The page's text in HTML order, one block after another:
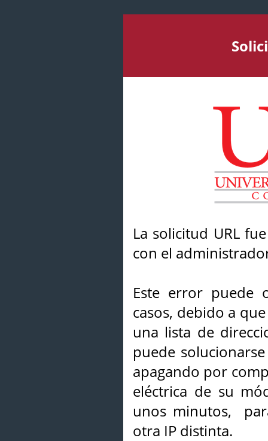
La solicitud URL
con el
Este error puede
casos, debido a
una lista de
puede
apagando por
eléctrica de su
unos minutos,
otra IP distinta.